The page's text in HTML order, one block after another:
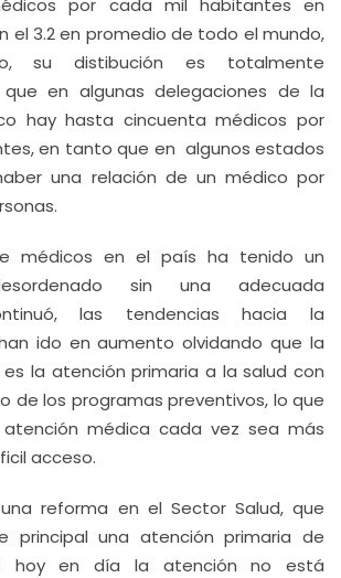
por cada mil habitantes en
el 3.2 en promedio de todo el mundo,
su distibución es totalmente
en algunas delegaciones de la
hay hasta cincuenta médicos por
en tanto que en algunos estados
una relación de un médico por
médicos en el país ha tenido un
sin una adecuada
las tendencias hacia la
ido en aumento olvidando que la
es la atención primaria a la salud con
de los programas preventivos, lo que
médica cada vez sea más
acceso.
reforma en el Sector Salud, que
principal una atención primaria de
hoy en día la atención no está